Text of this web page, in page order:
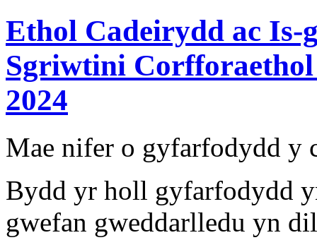
Ethol Cadeirydd ac Is-
Sgriwtini
2024
Mae nifer o gyfarfodydd y
Bydd yr holl gyfarfodydd
gwefan gweddarlledu yn